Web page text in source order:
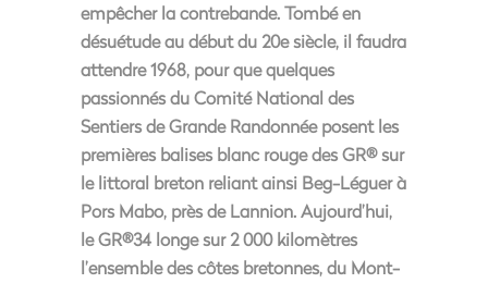
empêcher la contrebande. Tombé en
désuétude au début du 20e siècle, il faudra
attendre 1968, pour que quelques
passionnés du Comité National des
Sentiers de Grande Randonnée posent les
premières balises blanc rouge des GR® sur
le littoral breton reliant ainsi Beg-Léguer à
Pors Mabo, près de Lannion. Aujourd’hui,
le GR®34 longe sur 2 000 kilomètres
l’ensemble des côtes bretonnes, du Mont-